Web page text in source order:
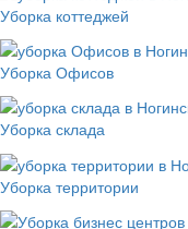
Уборка коттеджей
Уборка Офисов
Уборка склада
Уборка территории